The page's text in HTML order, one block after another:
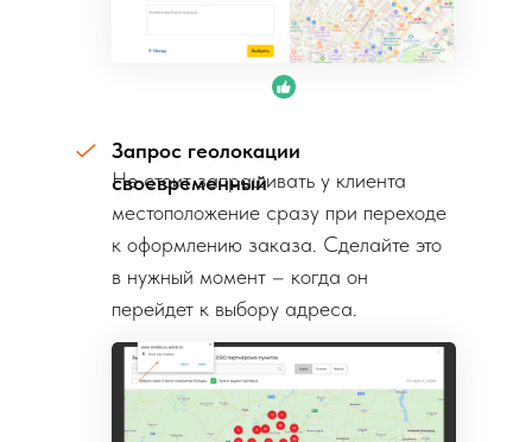
Запрос геолокации
своевременный
Не стоит запрашивать у клиента
местоположение сразу при переходе
к оформлению заказа. Сделайте это
в нужный момент – когда он
перейдет к выбору адреса.